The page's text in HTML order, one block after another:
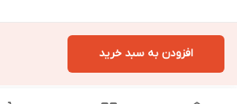
افزودن به سبد خرید